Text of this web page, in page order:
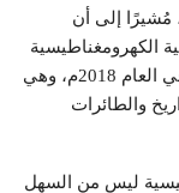
مُشيرًا إلى أن
الكهرومغناطيسية
في العام 2012م بينما روسيا بدأت استخدامها في العام 2018م، وهي
والطائرات
ليس من السهل